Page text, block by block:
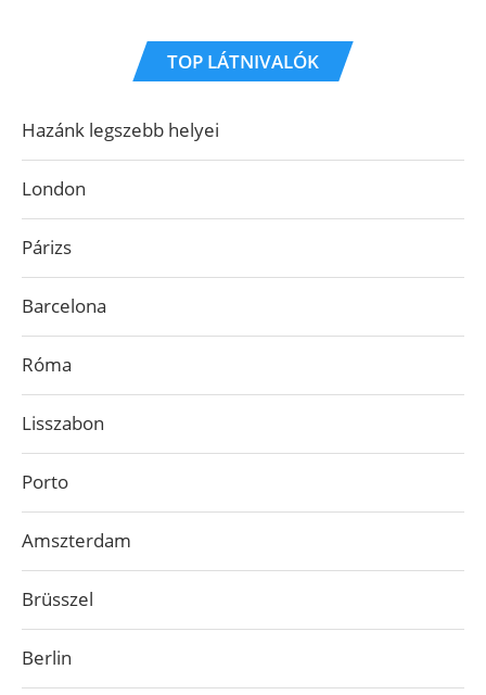
TOP LÁTNIVALÓK
Hazánk legszebb helyei
London
Párizs
Barcelona
Róma
Lisszabon
Porto
Amszterdam
Brüsszel
Berlin